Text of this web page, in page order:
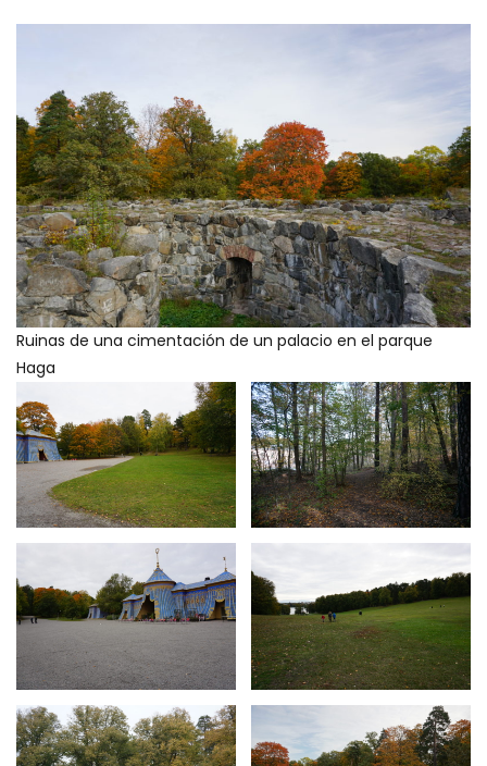
Ruinas de una cimentación de un palacio en el parque
Haga